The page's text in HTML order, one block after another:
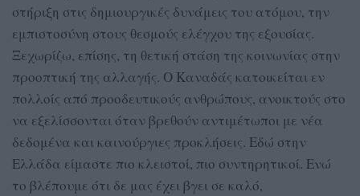
στήριξη στις δημιουργικές δυνάμεις του ατόμου, την
εμπιστοσύνη στους θεσμούς ελέγχου της εξουσίας.
Ξεχωρίζω, επίσης, τη θετική στάση της κοινωνίας στην
προοπτική της αλλαγής. Ο Καναδάς κατοικείται εν
πολλοίς από προοδευτικούς ανθρώπους, ανοικτούς στο
να εξελίσσονται όταν βρεθούν αντιμέτωποι με νέα
δεδομένα και καινούργιες προκλήσεις. Εδώ στην
Ελλάδα είμαστε πιο κλειστοί, πιο συντηρητικοί. Ενώ
το βλέπουμε ότι δε μας έχει βγει σε καλό,